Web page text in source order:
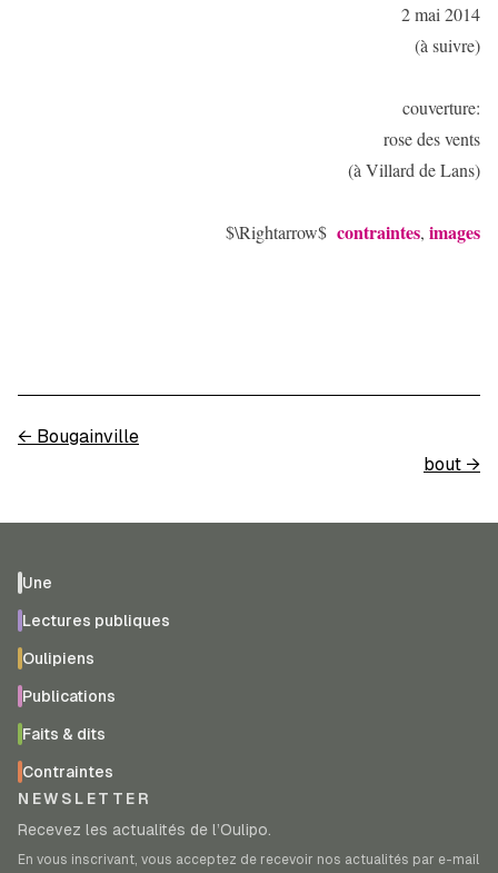
2 mai 2014
(à suivre)
couverture:
rose des vents
(à Villard de Lans)
$\Rightarrow$ contraintes, images
← Bougainville
bout →
Une
Lectures publiques
Oulipiens
Publications
Faits & dits
Contraintes
NEWSLETTER
Recevez les actualités de l’Oulipo.
En vous inscrivant, vous acceptez de recevoir nos actualités par e-mail